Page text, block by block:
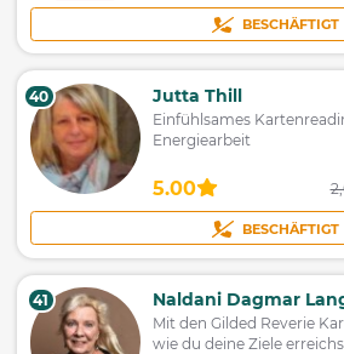
BESCHÄFTIGT
40 Jutta Thill
Einfühlsames
Energiearbeit
5.00
BESCHÄFTIGT
41 Naldani Dagmar
Mit den Gilded Reverie
wie du deine Ziele